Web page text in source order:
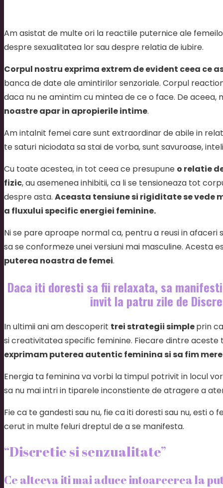
Am asistat de multe ori la reactiile puternice ale
despre sexualitatea lor sau despre relatia de iubire.
Corpul nostru exprima extrem de evident ceea ce
banca de date ale amintirilor senzoriale. Corpul
daca nu ne amintim cu mintea de ce o face. De aceea,
noastre apar in apropierile intime.
Am intalnit femei care sunt extraordinar de abile in
te saturi niciodata sa stai de vorba, sunt savuroase,
Cu toate acestea, in tot ceea ce presupune o relatie
fizic, au asemenea inhibitii, ca li se tensioneaza tot
despre asta. Aceasta tensiune si rigiditate se vede
a fluxului specific energiei feminine.
Ni se pare aproape normal ca, pentru a reusi in
sa se conformeze unei versiuni mai masculine. Acesta
puterea noastra de femei.
Daca iti doresti sa fii relaxata, sa
invit la patru zile de
In ultimii ani am descoperit trei strategii simpleprin
si creativitatea specific feminine. Fiecare dintre
exprimam puterea autentic feminina si sa fim
Energia ta feminina va vorbi la timpul potrivit in locul
sa nu mai intri in tiparele inconstiente de atragere a
Fie ca te gandesti sau nu, fie ca iti doresti sau nu, esti
cerut in multe feluri dreptul de a se manifesta.
“Discretie si senzualitate”
Ce altceva iti mai aduce intoarcerea la